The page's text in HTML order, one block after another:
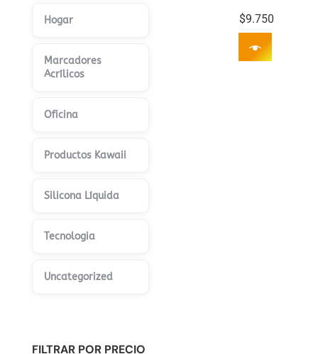
$9.750
Hogar
Marcadores
Acrílicos
Oficina
Productos Kawaii
Silicona Líquida
Tecnologia
Uncategorized
FILTRAR POR PRECIO